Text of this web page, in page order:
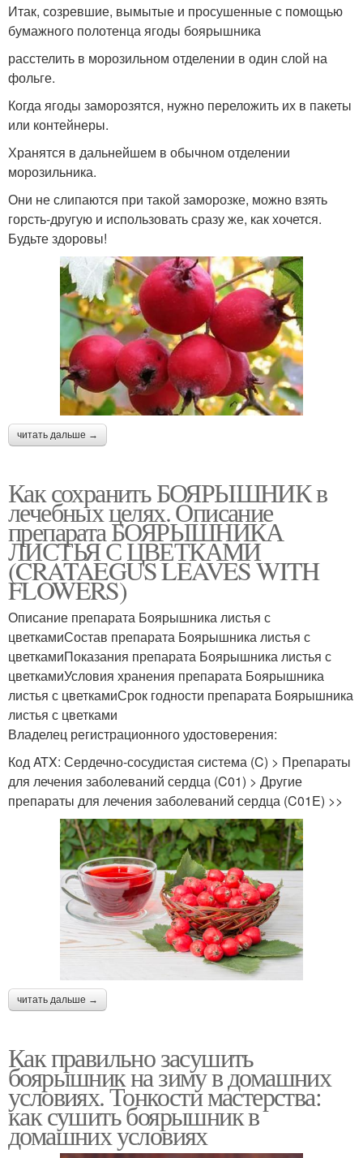
Итак, созревшие, вымытые и просушенные с помощью
бумажного полотенца ягоды боярышника
расстелить в морозильном отделении в один слой на
фольге.
Когда ягоды заморозятся, нужно переложить их в пакеты
или контейнеры.
Хранятся в дальнейшем в обычном отделении
морозильника.
Они не слипаются при такой заморозке, можно взять
горсть-другую и использовать сразу же, как хочется.
Будьте здоровы!
читать дальше →
Как сохранить БОЯРЫШНИК в
лечебных целях. Описание
препарата БОЯРЫШНИКА
ЛИСТЬЯ С ЦВЕТКАМИ
(CRATAEGUS LEAVES WITH
FLOWERS)
Описание препарата Боярышника листья с
цветкамиСостав препарата Боярышника листья с
цветкамиПоказания препарата Боярышника листья с
цветкамиУсловия хранения препарата Боярышника
листья с цветкамиСрок годности препарата Боярышника
листья с цветками
Владелец регистрационного удостоверения:
Код ATX: Сердечно-сосудистая система (C) > Препараты
для лечения заболеваний сердца (C01) > Другие
препараты для лечения заболеваний сердца (C01E) >>
читать дальше →
Как правильно засушить
боярышник на зиму в домашних
условиях. Тонкости мастерства:
как сушить боярышник в
домашних условиях